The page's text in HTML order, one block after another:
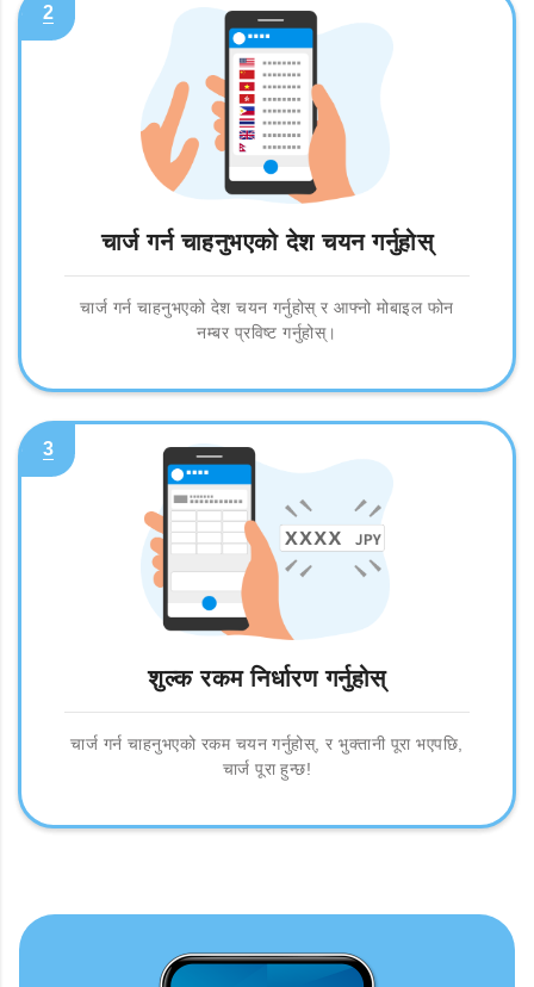
2
चार्ज गर्न चाहनुभएको देश चयन गर्नुहोस्
चार्ज गर्न चाहनुभएको देश चयन गर्नुहोस् र आफ्नो मोबाइल फोन
नम्बर प्रविष्ट गर्नुहोस्।
3
शुल्क रकम निर्धारण गर्नुहोस्
चार्ज गर्न चाहनुभएको रकम चयन गर्नुहोस्, र भुक्तानी पूरा भएपछि,
चार्ज पूरा हुन्छ!